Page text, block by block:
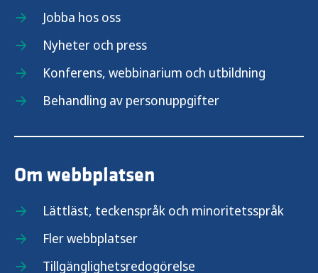
Jobba hos oss
Nyheter och press
Konferens, webbinarium och utbildning
Behandling av personuppgifter
Om webbplatsen
Lättläst, teckenspråk och minoritetsspråk
Fler webbplatser
Tillgänglighetsredogörelse